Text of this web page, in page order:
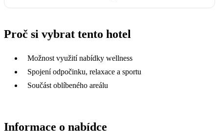
Proč si vybrat tento hotel
Možnost využití nabídky wellness
Spojení odpočinku, relaxace a sportu
Součást oblíbeného areálu
Informace o nabídce